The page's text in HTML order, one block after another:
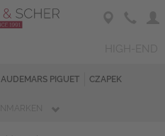
AUDEMARS PIGUET CZAPEK